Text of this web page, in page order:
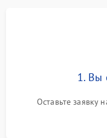
1. Вы
Оставьте заявку